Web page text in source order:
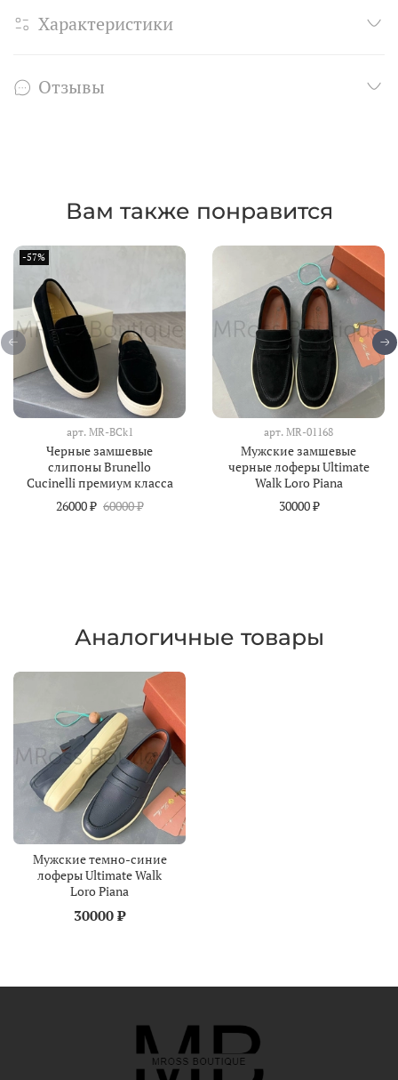
Характеристики
Отзывы
Вам также понравится
-57%
арт. MR-BCk1
Черные замшевые
слипоны Brunello
Cucinelli премиум класса
26000 ₽ 60000 ₽
арт. MR-01168
Мужские замшевые
черные лоферы Ultimate
Walk Loro Piana
30000 ₽
Аналогичные товары
Мужские темно-синие
лоферы Ultimate Walk
Loro Piana
30000 ₽